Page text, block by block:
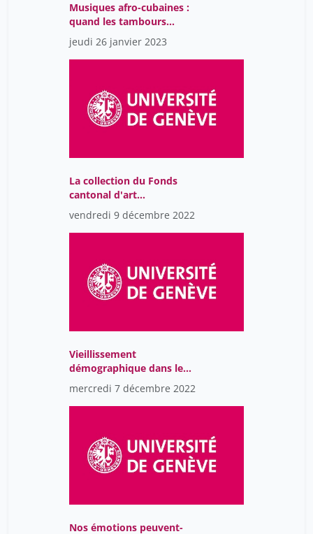
Musiques afro-cubaines :
quand les tambours
battent le rappel
jeudi 26 janvier 2023
La collection du Fonds
cantonal d'art
contemporain de Genève
vendredi 9 décembre 2022
Vieillissement
démographique dans le
canton de Genève: Etat
des lieux et défis futurs
mercredi 7 décembre 2022
Nos émotions peuvent-